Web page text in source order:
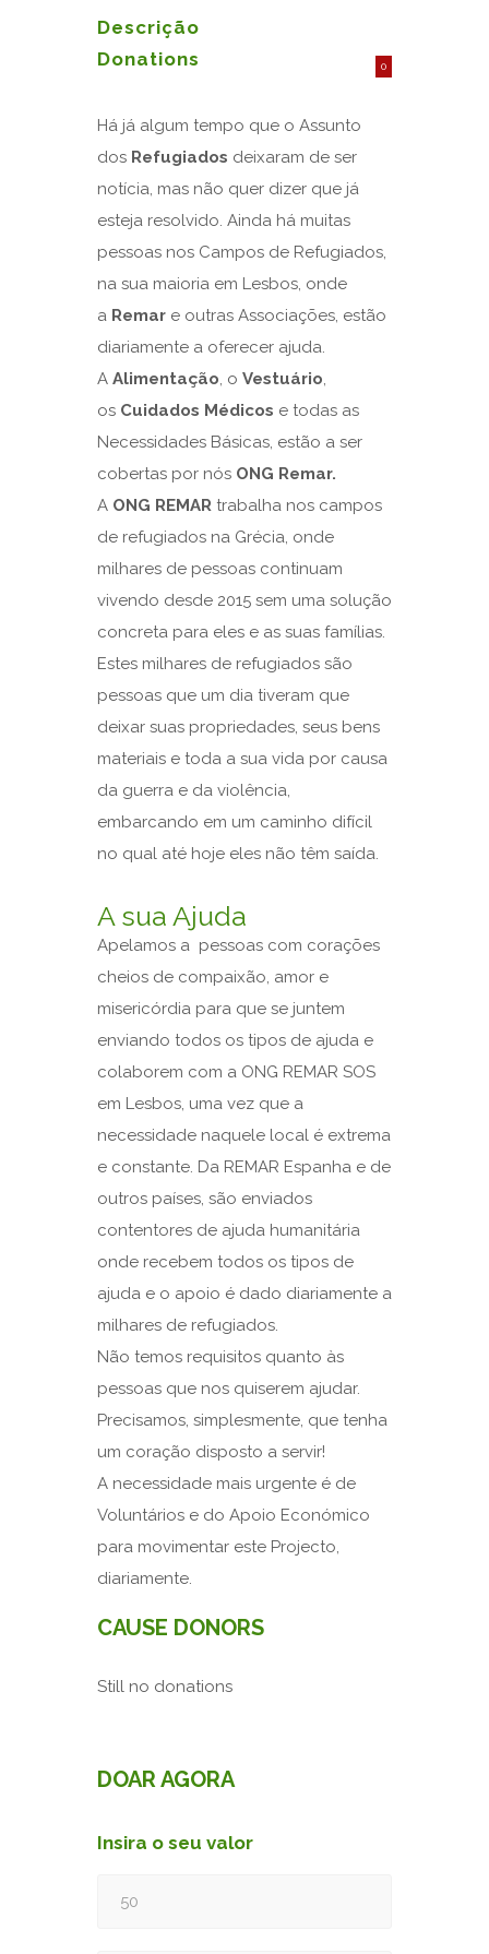
Descrição
Donations
0
Há já algum tempo que o Assunto
dos Refugiados deixaram de ser
notícia, mas não quer dizer que já
esteja resolvido. Ainda há muitas
pessoas nos Campos de Refugiados,
na sua maioria em Lesbos, onde
a Remar e outras Associações, estão
diariamente a oferecer ajuda.
A Alimentação, o Vestuário,
os Cuidados Médicos e todas as
Necessidades Básicas, estão a ser
cobertas por nós ONG Remar.
A ONG REMAR trabalha nos campos
de refugiados na Grécia, onde
milhares de pessoas continuam
vivendo desde 2015 sem uma solução
concreta para eles e as suas famílias.
Estes milhares de refugiados são
pessoas que um dia tiveram que
deixar suas propriedades, seus bens
materiais e toda a sua vida por causa
da guerra e da violência,
embarcando em um caminho difícil
no qual até hoje eles não têm saída.
A sua Ajuda
Apelamos a pessoas com corações
cheios de compaixão, amor e
misericórdia para que se juntem
enviando todos os tipos de ajuda e
colaborem com a ONG REMAR SOS
em Lesbos, uma vez que a
necessidade naquele local é extrema
e constante. Da REMAR Espanha e de
outros países, são enviados
contentores de ajuda humanitária
onde recebem todos os tipos de
ajuda e o apoio é dado diariamente a
milhares de refugiados.
Não temos requisitos quanto às
pessoas que nos quiserem ajudar.
Precisamos, simplesmente, que tenha
um coração disposto a servir!
A necessidade mais urgente é de
Voluntários e do Apoio Económico
para movimentar este Projecto,
diariamente.
CAUSE DONORS
Still no donations
DOAR AGORA
Insira o seu valor